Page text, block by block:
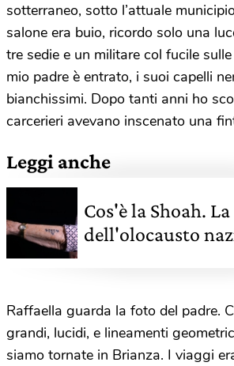
sotterraneo, sotto l’attuale
salone era buio, ricordo solo una
tre sedie e un militare col fucile
mio padre è entrato, i suoi capelli
bianchissimi. Dopo tanti anni ho
carcerieri avevano inscenato una
Leggi anche
Cos'è la Shoah.
dell'olocausto
Raffaella guarda la foto del padre.
grandi, lucidi, e lineamenti
siamo tornate in Brianza. I viaggi